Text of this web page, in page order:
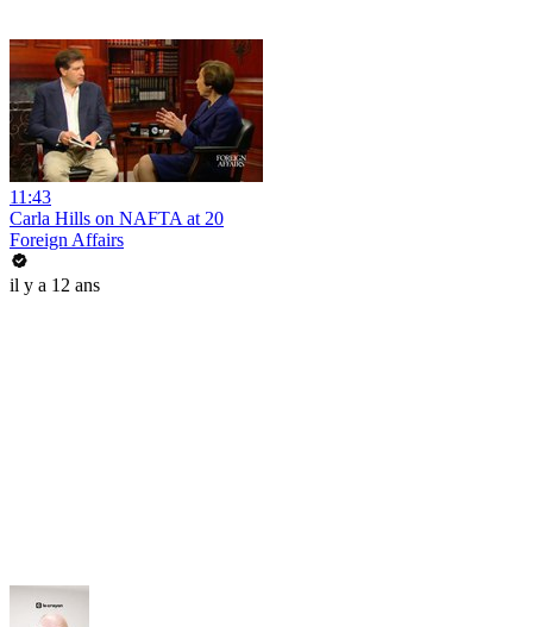
11:43
Carla Hills on NAFTA at 20
Foreign Affairs
il y a 12 ans